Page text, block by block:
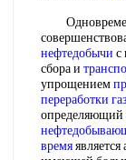
нефтедобычи с
сбора и
упрощением
переработки
определяющий
время